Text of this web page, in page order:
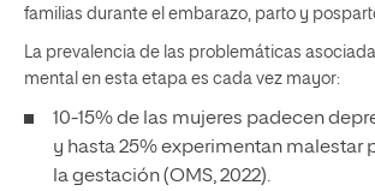
familias durante el embarazo, parto y
La prevalencia de las problemáticas
mental en esta etapa es cada vez mayor:
10-15% de las mujeres padecen
y hasta 25% experimentan malestar
la gestación (OMS, 2022).